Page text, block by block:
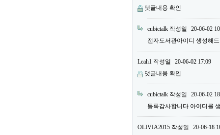
댓글내용 확인
cubictalk 작성일
20-06-02
전자도서관아이디 생성해
Leah1 작성일
20-06-02 17:09
댓글내용 확인
cubictalk 작성일
20-06-02
등록감사합니다 아이디를
OLIVIA2015 작성일
20-06-18